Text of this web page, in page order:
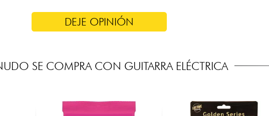
DEJE OPINIÓN
SE COMPRA CON GUITARRA ELÉCTRICA